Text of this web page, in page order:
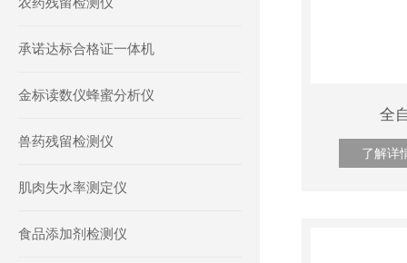
承诺达标合格证一体机
金标读数仪蜂蜜分析仪
兽药残留检测仪
肌肉失水率测定仪
食品添加剂检测仪
全
了解详